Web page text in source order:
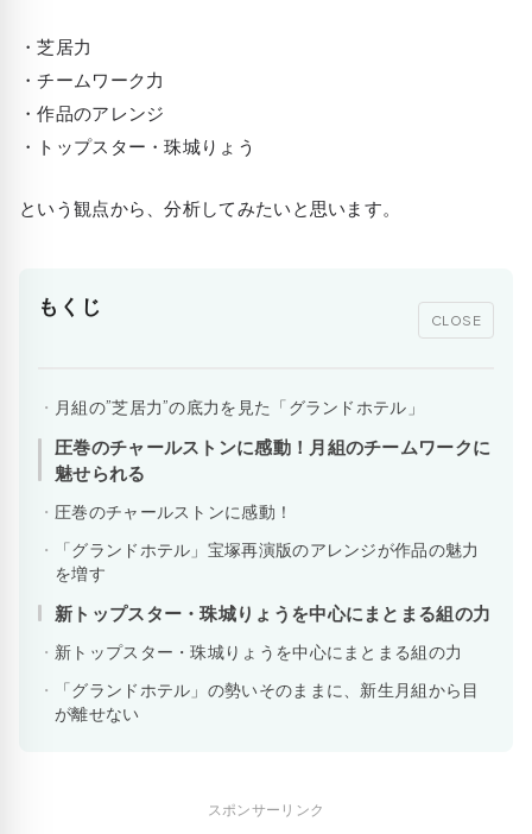
・芝居力
・チームワーク力
・作品のアレンジ
・トップスター・珠城りょう
という観点から、分析してみたいと思います。
もくじ
CLOSE
月組の”芝居力”の底力を見た「グランドホテル」
圧巻のチャールストンに感動！月組のチームワークに
魅せられる
圧巻のチャールストンに感動！
「グランドホテル」宝塚再演版のアレンジが作品の魅力
を増す
新トップスター・珠城りょうを中心にまとまる組の力
新トップスター・珠城りょうを中心にまとまる組の力
「グランドホテル」の勢いそのままに、新生月組から目
が離せない
スポンサーリンク